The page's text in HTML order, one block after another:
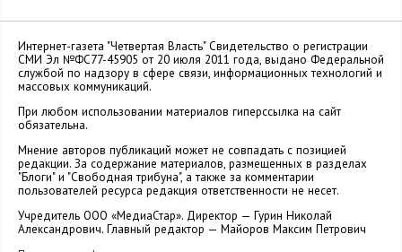
Интернет-газета "Четвертая Власть" Cвидетельство о регистрации
СМИ Эл №ФС77-45905 от 20 июля 2011 года, выдано Федеральной
службой по надзору в сфере связи, информационных технологий и
массовых коммуникаций.
При любом использовании материалов гиперссылка на сайт
обязательна.
Мнение авторов публикаций может не совпадать с позицией
редакции. За содержание материалов, размещенных в разделах
"Блоги" и "Свободная трибуна", а также за комментарии
пользователей ресурса редакция ответственности не несет.
Учредитель ООО «МедиаСтар». Директор — Гурин Николай
Александрович. Главный редактор — Майоров Максим Петрович